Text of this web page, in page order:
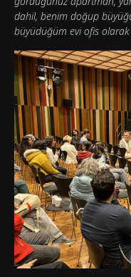
dahil, benim doğup
büyüdüğüm evi ofis olarak